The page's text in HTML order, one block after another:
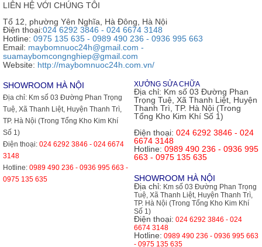
LIÊN HỆ VỚI CHÚNG TÔI
Tổ 12, phường Yên Nghĩa, Hà Đông, Hà Nội
Điện thoại:024 6292 3846 - 024 6674 3148
Hotline: 0975 135 635 - 0989 490 236 - 0936 995 663
Email: maybomnuoc24h@gmail.com -
suamaybomcongnghiep@gmail.com
Website: http://maybomnuoc24h.com.vn/
SHOWROOM HÀ NỘI
Địa chỉ: Km số 03 Đường Phan Trọng
Tuệ, Xã Thanh Liệt, Huyện Thanh Trì,
TP. Hà Nội (Trong Tổng Kho Kim Khí
Số 1)
Điện thoại: 024 6292 3846 - 024 6674
3148
Hotline: 0989 490 236 - 0936 995 663 -
0975 135 635
XƯỞNG SỬA CHỮA
Địa chỉ: Km số 03 Đường Phan
Trọng Tuệ, Xã Thanh Liệt, Huyện
Thanh Trì, TP. Hà Nội (Trong
Tổng Kho Kim Khí Số 1)
Điện thoại: 024 6292 3846 - 024
6674 3148
Hotline: 0989 490 236 - 0936 995
663 - 0975 135 635
SHOWROOM HÀ NỘI
Địa chỉ: Km số 03 Đường Phan Trọng
Tuệ, Xã Thanh Liệt, Huyện Thanh Trì,
TP. Hà Nội (Trong Tổng Kho Kim Khí
Số 1)
Điện thoại: 024 6292 3846 - 024
6674 3148
Hotline: 0989 490 236 - 0936 995 663
- 0975 135 635